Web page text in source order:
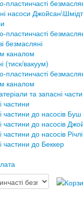
пластинчасті
насоси Джойсан\Шмідт
пластинчасті
безмасляні
каналом
(тиск/вакуум)
пластинчасті
каналом
та запасні
частини
частини до насосів Буш
частини до насосів
частини до насосів Річлі
частини до Беккер